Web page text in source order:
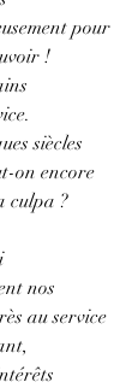
pour
!
siècles
on encore
?
nos
au service